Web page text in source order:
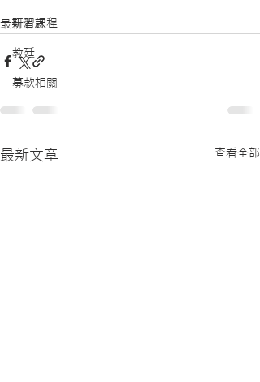
研習課程
教廷
募款相關
最新消息
最新文章 查看全部